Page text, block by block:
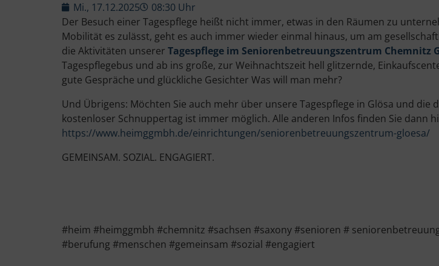
Mi., 17.12.2025
08:30 Uhr
Der Besuch einer Tagespflege heißt nicht immer, etwas in den Räumen zu
Mobilität es zulässt, geht es auch immer wieder einmal hinaus, um am
die Aktivitäten unserer Tagespflege im Seniorenbetreuungszentrum Chemnitz
Tagespflegebus und ab ins große, zur Weihnachtszeit hell glitzernde,
gute Gespräche und glückliche Gesichter Was will man mehr?
Und Übrigens: Möchten Sie auch mehr über unsere Tagespflege in Glösa und die
kostenloser Schnuppertag ist immer möglich. Alle anderen Infos finden Sie dann
https://www.heimggmbh.de/einrichtungen/seniorenbetreuungszentrum-gloesa/
GEMEINSAM. SOZIAL. ENGAGIERT.
#heim #heimggmbh #chemnitz #sachsen #saxony #senioren #
#berufung #menschen #gemeinsam #sozial #engagiert